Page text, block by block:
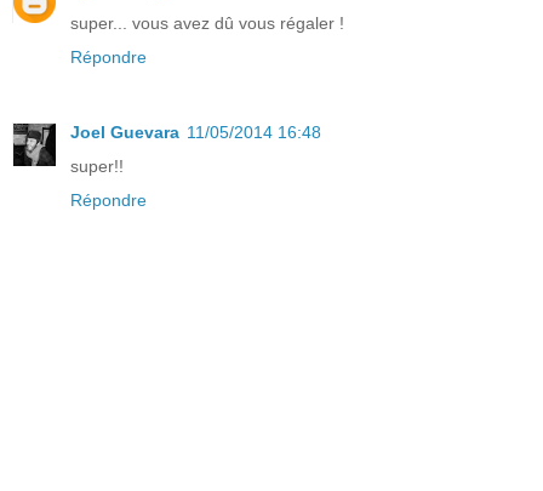
super... vous avez dû vous régaler !
Répondre
Joel Guevara 11/05/2014 16:48
super!!
Répondre